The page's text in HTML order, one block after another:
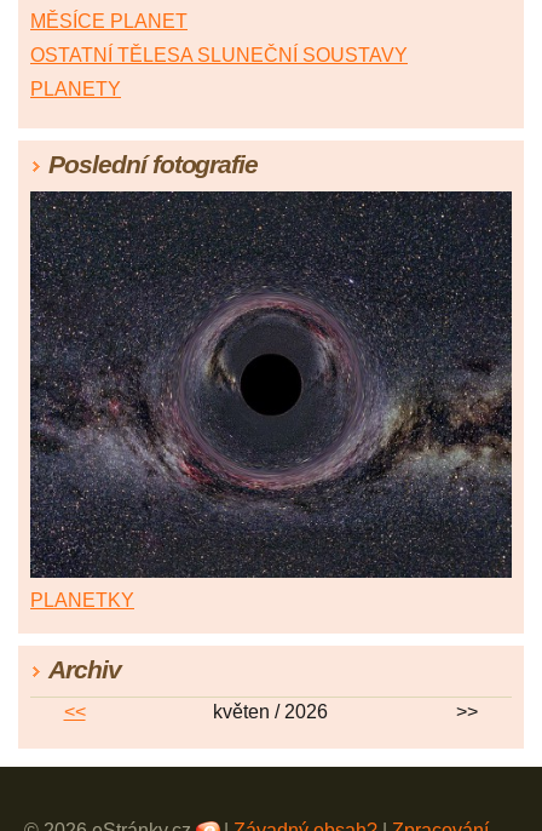
MĚSÍCE PLANET
OSTATNÍ TĚLESA SLUNEČNÍ SOUSTAVY
PLANETY
Poslední fotografie
PLANETKY
Archiv
<< květen / 2026 >>